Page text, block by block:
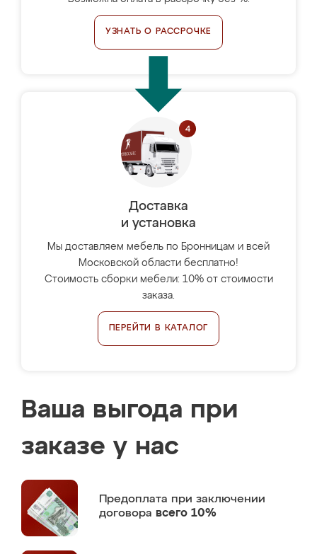
УЗНАТЬ О РАССРОЧКЕ
Доставка
и установка
Мы доставляем мебель по Бронницам и всей
Московской области бесплатно!
Стоимость сборки мебели: 10% от стоимости
заказа.
ПЕРЕЙТИ В КАТАЛОГ
Ваша выгода при
заказе у нас
Предоплата при заключении
договора всего 10%